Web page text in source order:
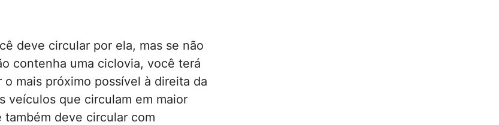
deve circular por ela, mas se não
contenha uma ciclovia, você terá
mais próximo possível à direita da
veículos que circulam em maior
deve circular com